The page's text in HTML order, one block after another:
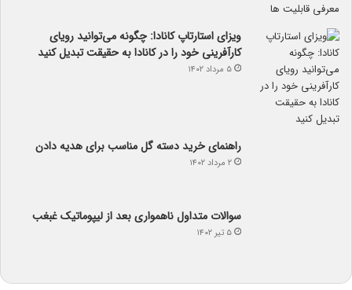
ویزای استارتاپ کانادا: چگونه می‌توانید رویای
کارآفرینی خود را در کانادا به حقیقت تبدیل کنید
۵ مرداد ۱۴۰۲
راهنمای خرید دسته گل مناسب برای هدیه دادن
۲ مرداد ۱۴۰۲
سوالات متداول ناهمواری بعد از لیپوماتیک غبغب
۵ تیر ۱۴۰۲